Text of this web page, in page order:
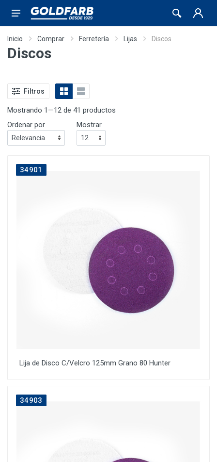
Inicio Comprar Ferretería Lijas Discos
Discos
Filtros
Mostrando 1—12 de 41 productos
Ordenar por
Mostrar
34901
Lija de Disco C/Velcro 125mm Grano 80 Hunter
34903